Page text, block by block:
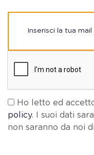
Ho letto ed
policy. I suoi dati
non saranno da noi